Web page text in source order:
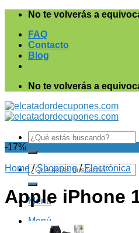
Saltar
contenido
No te volverás a
FAQ
Contacto
Blog
No te volverás a
Search
for:
Search
for:
Menú
Menú
-17%
Home / Shopping / Electrónica
Apple iPhone